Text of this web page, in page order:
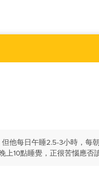
他每日午睡2.5-3小時，每
上10點睡覺，正很苦惱應否